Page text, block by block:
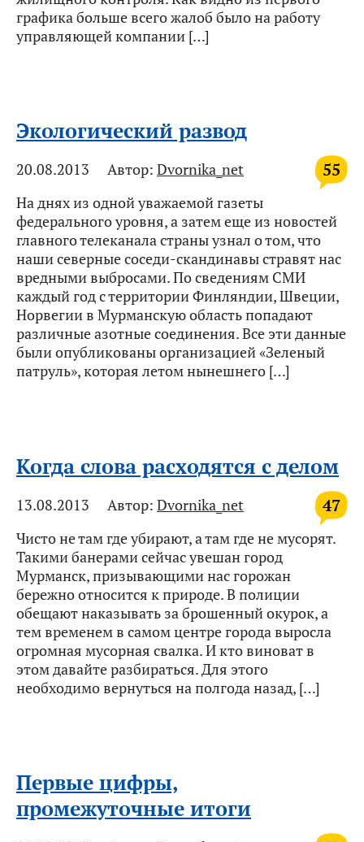
графика больше всего жалоб было на работу
управляющей компании […]
Экологический развод
55
20.08.2013 Автор: Dvornika_net
На днях из одной уважаемой газеты
федерального уровня, а затем еще из новостей
главного телеканала страны узнал о том, что
наши северные соседи-скандинавы стравят нас
вредными выбросами. По сведениям СМИ
каждый год с территории Финляндии, Швеции,
Норвегии в Мурманскую область попадают
различные азотные соединения. Все эти данные
были опубликованы организацией «Зеленый
патруль», которая летом нынешнего […]
Когда слова расходятся с делом
47
13.08.2013 Автор: Dvornika_net
Чисто не там где убирают, а там где не мусорят.
Такими банерами сейчас увешан город
Мурманск, призывающими нас горожан
бережно относится к природе. В полиции
обещают наказывать за брошенный окурок, а
тем временем в самом центре города выросла
огромная мусорная свалка. И кто виноват в
этом давайте разбираться. Для этого
необходимо вернуться на полгода назад, […]
Первые цифры,
промежуточные итоги